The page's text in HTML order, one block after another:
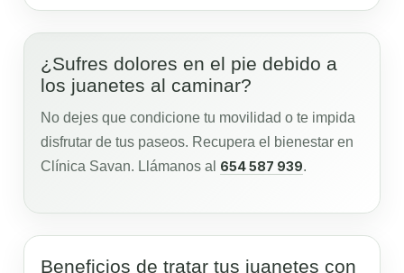
¿Sufres dolores en el pie debido a
los juanetes al caminar?
No dejes que condicione tu movilidad o te impida
disfrutar de tus paseos. Recupera el bienestar en
Clínica Savan. Llámanos al 654 587 939.
Beneficios de tratar tus juanetes con